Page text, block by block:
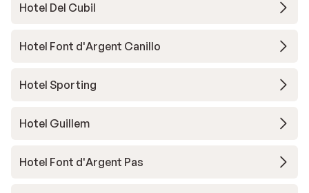
Hotel Del Cubil
Hotel Font d'Argent Canillo
Hotel Sporting
Hotel Guillem
Hotel Font d'Argent Pas